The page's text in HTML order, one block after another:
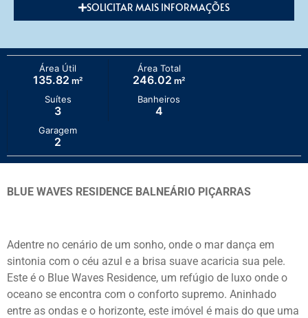
SOLICITAR MAIS INFORMAÇÕES
Área Útil
135.82 m²
Área Total
246.02 m²
Suítes
3
Banheiros
4
Garagem
2
BLUE WAVES RESIDENCE BALNEÁRIO PIÇARRAS
Adentre no cenário de um sonho, onde o mar dança em
sintonia com o céu azul e a brisa suave acaricia sua pele.
Este é o Blue Waves Residence, um refúgio de luxo onde o
oceano se encontra com o conforto supremo. Aninhado
entre as ondas e o horizonte, este imóvel é mais do que uma